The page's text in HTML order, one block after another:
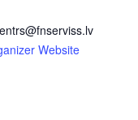
Website